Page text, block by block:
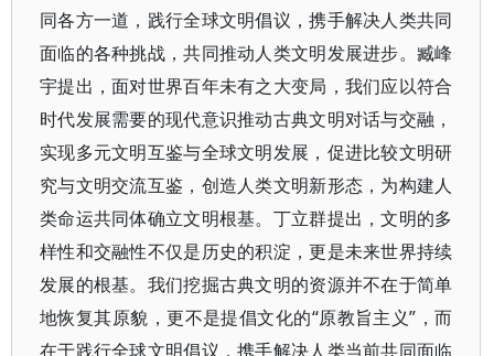
同各方一道，践行全球文明倡议，携手解决人类共同
面临的各种挑战，共同推动人类文明发展进步。臧峰
宇提出，面对世界百年未有之大变局，我们应以符合
时代发展需要的现代意识推动古典文明对话与交融，
实现多元文明互鉴与全球文明发展，促进比较文明研
究与文明交流互鉴，创造人类文明新形态，为构建人
类命运共同体确立文明根基。丁立群提出，文明的多
样性和交融性不仅是历史的积淀，更是未来世界持续
发展的根基。我们挖掘古典文明的资源并不在于简单
地恢复其原貌，更不是提倡文化的“原教旨主义”，而
在于践行全球文明倡议，携手解决人类当前共同面临